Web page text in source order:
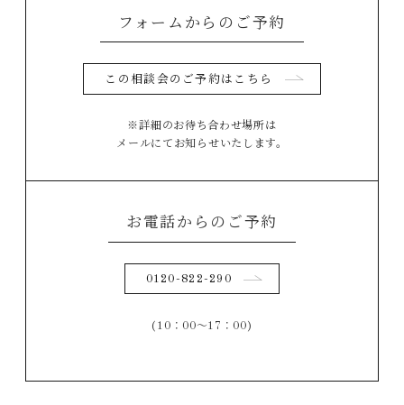
フォームからのご予約
この相談会のご予約はこちら
※詳細のお待ち合わせ場所は
メールにてお知らせいたします。
お電話からのご予約
0120-822-290
(10：00～17：00)